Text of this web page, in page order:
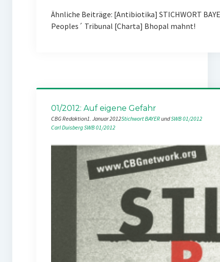
Ähnliche Beiträge: [Antibiotika] STICHWORT
Peoples´ Tribunal [Charta] Bhopal mahnt!
01/2012: Auf eigene Gefahr
CBG Redaktion1. Januar 2012Stichwort BAYER und SWB 01/2012
Carl DuisbergSWB 01/2012